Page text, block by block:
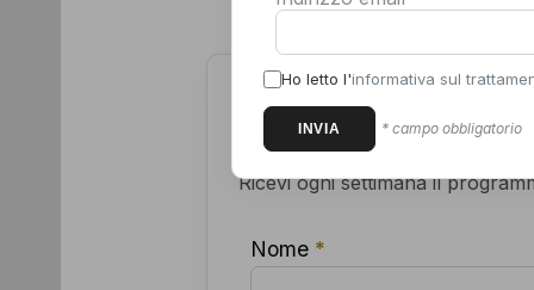
Iscriviti alla newsletter
Ricevi ogni settimana il
Nome *
Ho letto l'informativa sul
* campo obbligatorio